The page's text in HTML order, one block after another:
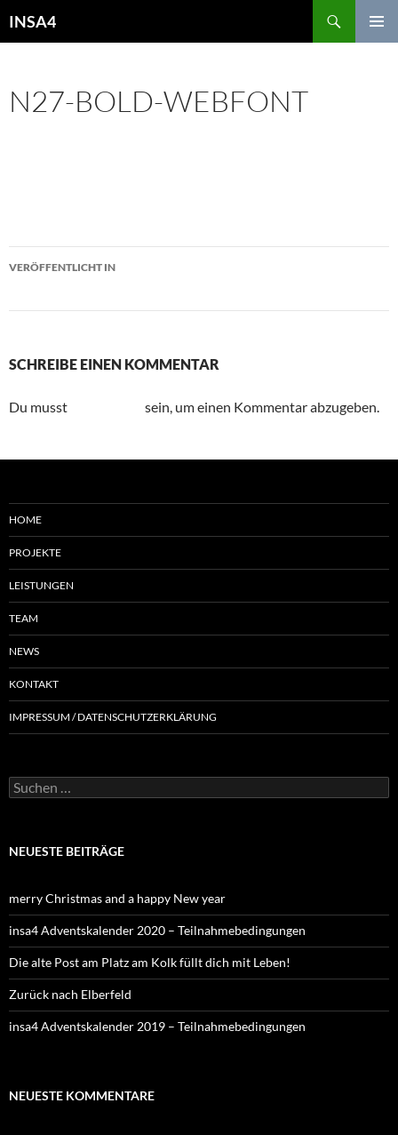
INSA4
N27-BOLD-WEBFONT
VERÖFFENTLICHT IN
SCHREIBE EINEN KOMMENTAR
Du musst sein, um einen Kommentar abzugeben.
HOME
PROJEKTE
LEISTUNGEN
TEAM
NEWS
KONTAKT
IMPRESSUM / DATENSCHUTZERKLÄRUNG
NEUESTE BEITRÄGE
merry Christmas and a happy New year
insa4 Adventskalender 2020 – Teilnahmebedingungen
Die alte Post am Platz am Kolk füllt dich mit Leben!
Zurück nach Elberfeld
insa4 Adventskalender 2019 – Teilnahmebedingungen
NEUESTE KOMMENTARE